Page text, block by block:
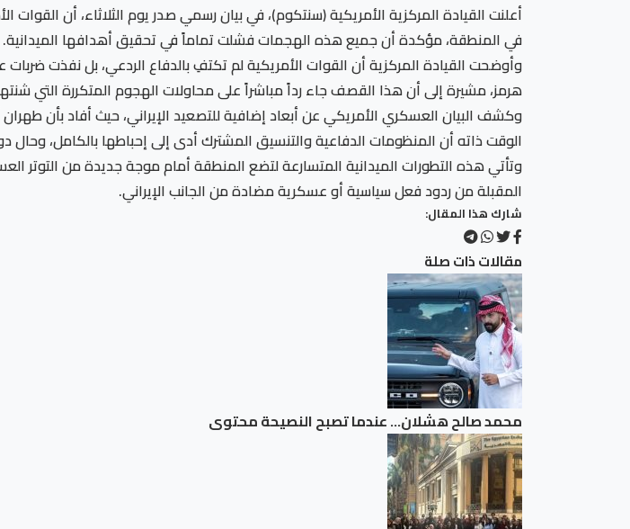
أعلنت القيادة المركزية الأمريكية (سنتكوم)، في بيان رسمي صدر يوم الثلاثاء، أن
في المنطقة، مؤكدة أن جميع هذه الهجمات فشلت تماماً في تحقيق أهدافها الميدانية.
وأوضحت القيادة المركزية أن القوات الأمريكية لم تكتفِ بالدفاع الردعي، بل نفذت
هرمز، مشيرة إلى أن هذا القصف جاء رداً مباشراً على محاولات الهجوم المتكررة التي
وكشف البيان العسكري الأمريكي عن أبعاد إضافية للتصعيد الإيراني، حيث أفاد بأن
الوقت ذاته أن المنظومات الدفاعية والتنسيق المشترك أدى إلى إحباطها بالكامل،
وتأتي هذه التطورات الميدانية المتسارعة لتضع المنطقة أمام موجة جديدة من
المقبلة من ردود فعل سياسية أو عسكرية مضادة من الجانب الإيراني.
شارك هذا المقال:
مقالات ذات صلة
محمد صالح هشلان… عندما تصبح النصيحة محتوى